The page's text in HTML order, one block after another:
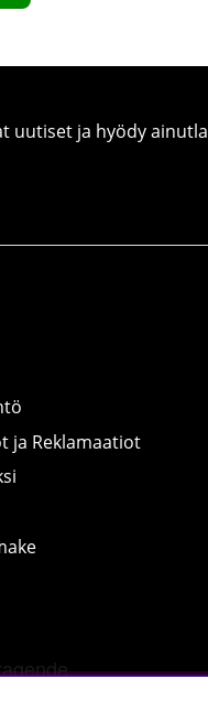
uutiset ja hyödy
ja Reklamaatiot